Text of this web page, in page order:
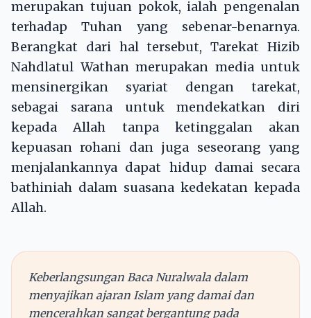
merupakan tujuan pokok, ialah pengenalan
terhadap Tuhan yang sebenar-benarnya.
Berangkat dari hal tersebut, Tarekat Hizib
Nahdlatul Wathan merupakan media untuk
mensinergikan syariat dengan tarekat,
sebagai sarana untuk mendekatkan diri
kepada Allah tanpa ketinggalan akan
kepuasan rohani dan juga seseorang yang
menjalankannya dapat hidup damai secara
bathiniah dalam suasana kedekatan kepada
Allah.
Keberlangsungan Baca Nuralwala dalam
menyajikan ajaran Islam yang damai dan
mencerahkan sangat bergantung pada